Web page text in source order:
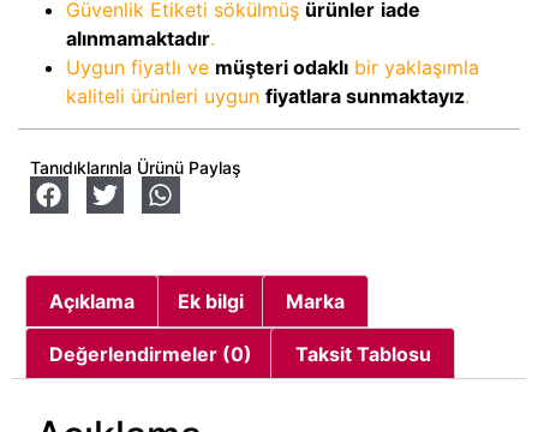
Güvenlik Etiketi sökülmüş ürünler iade
alınmamaktadır.
Uygun fiyatlı ve müşteri odaklı bir yaklaşımla
kaliteli ürünleri uygun fiyatlara sunmaktayız.
Tanıdıklarınla Ürünü Paylaş
Açıklama Ek bilgi Marka
Değerlendirmeler (0) Taksit Tablosu